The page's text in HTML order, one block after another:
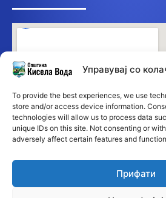
Управувај со
To provide the best experiences, we use
store and/or access device information.
technologies will allow us to process data
unique IDs on this site. Not consenting or
adversely affect certain features and
Прифати